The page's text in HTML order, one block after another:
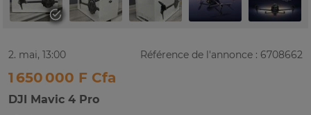
2. mai, 13:00 Référence de l'annonce : 6708662
1 650 000 F Cfa
DJI Mavic 4 Pro